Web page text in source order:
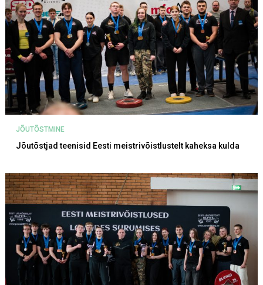
JÕUTÕSTMINE
Jõutõstjad teenisid Eesti meistrivõistlustelt kaheksa kulda